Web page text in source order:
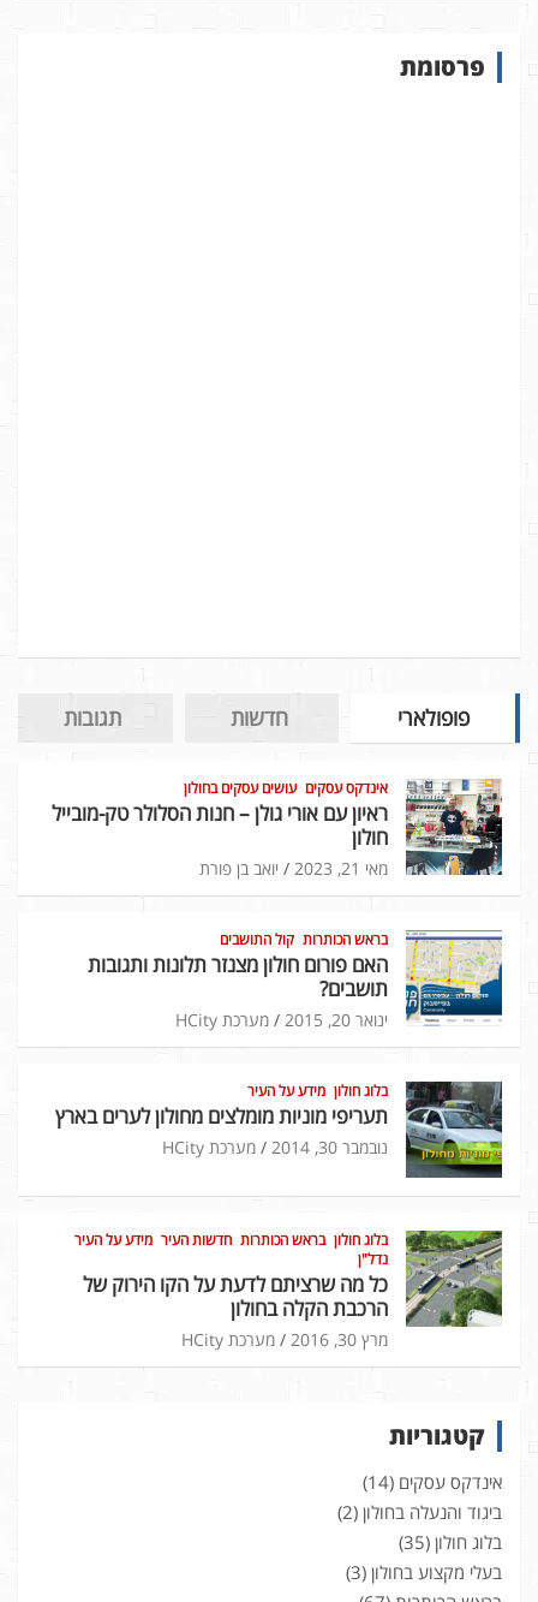
א
פרסומת
פופולארי חדשות תגובות
אינדקס עסקים עושים עסקים בחולון
ראיון עם אורי גולן – חנות הסלולר טק-מובייל
חולון
מאי 21, 2023 יואב בן פורת
בראש הכותרות קול התושבים
האם פורום חולון מצנזר תלונות ותגובות
תושבים?
ינואר 20, 2015 מערכת HCity
בלוג חולון מידע על העיר
תעריפי מוניות מומלצים מחולון לערים בארץ
נובמבר 30, 2014 מערכת HCity
בלוג חולון בראש הכותרות חדשות העיר מידע על העיר
נדל"ן
כל מה שרציתם לדעת על הקו הירוק של
הרכבת הקלה בחולון
מרץ 30, 2016 מערכת HCity
קטגוריות
אינדקס עסקים (14)
ביגוד והנעלה בחולון (2)
בלוג חולון (35)
בעלי מקצוע בחולון (3)